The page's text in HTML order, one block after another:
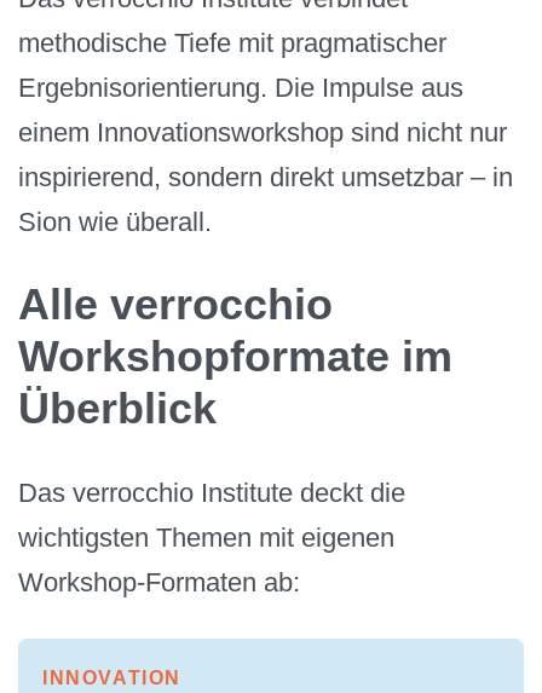
methodische Tiefe mit pragmatischer
Ergebnisorientierung. Die Impulse aus
einem Innovationsworkshop sind nicht nur
inspirierend, sondern direkt umsetzbar – in
Sion wie überall.
Alle verrocchio
Workshopformate im
Überblick
Das verrocchio Institute deckt die
wichtigsten Themen mit eigenen
Workshop-Formaten ab:
INNOVATION